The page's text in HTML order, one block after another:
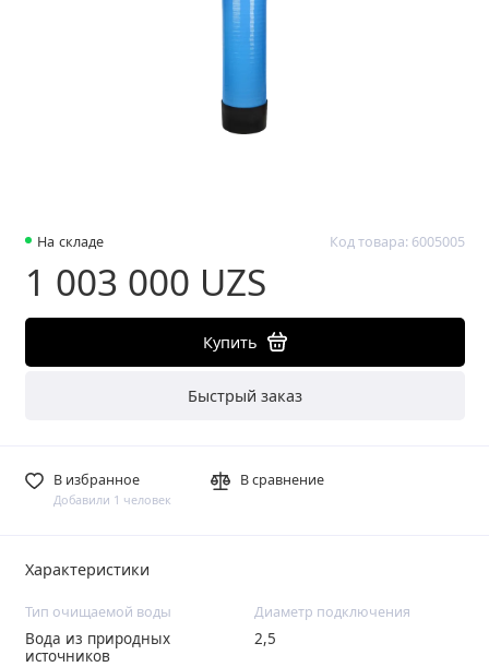
На складе Код товара: 6005005
1 003 000 UZS
Купить
Быстрый заказ
В избранное
Добавили 1 человек
В сравнение
Характеристики
Тип очищаемой воды
Вода из природных
источников
Диаметр подключения
2,5